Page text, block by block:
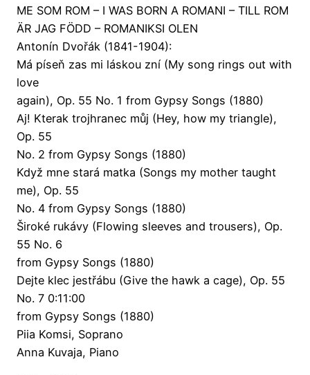
ME SOM ROM – I WAS BORN A ROMANI – TILL ROM
ÄR JAG FÖDD – ROMANIKSI OLEN
Antonín Dvořák (1841-1904):
Má píseň zas mi láskou zní (My song rings out with
love
again), Op. 55 No. 1 from Gypsy Songs (1880)
Aj! Kterak trojhranec můj (Hey, how my triangle),
Op. 55
No. 2 from Gypsy Songs (1880)
Když mne stará matka (Songs my mother taught
me), Op. 55
No. 4 from Gypsy Songs (1880)
Široké rukávy (Flowing sleeves and trousers), Op.
55 No. 6
from Gypsy Songs (1880)
Dejte klec jestřábu (Give the hawk a cage), Op. 55
No. 7 0:11:00
from Gypsy Songs (1880)
Piia Komsi, Soprano
Anna Kuvaja, Piano